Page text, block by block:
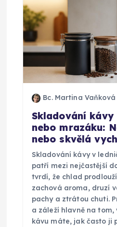
Bc. Martina Vaňková
Skladování kávy
nebo mrazáku:
nebo skvělá
Skladování kávy v
patří mezi nejčastější
tvrdí, že chlad
zachová aroma, druzí
pachy a ztrátou chuti.
a záleží hlavně na tom,
kávu máte, jak často ji